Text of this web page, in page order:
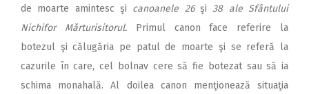
de moarte amintesc şi canoanele 26şi 38 ale Sfântului
Nichifor Mărturisitorul. Primul canon face referire la
botezul şi călugăria pe patul de moarte şi se referă la
cazurile în care, cel bolnav cere să fie botezat sau să ia
schima monahală. Al doilea canon menţionează situaţia